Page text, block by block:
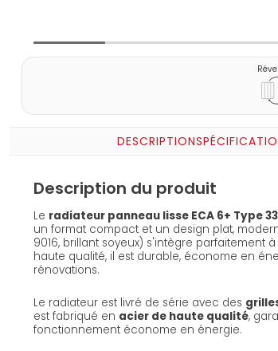
DESCRIPTION
Description du produit
Le radiateur panneau lisse ECA 6+ Type 33
un format compact et un design plat,
9016, brillant soyeux) s'intègre parfaitement
haute qualité, il est durable, économe en
rénovations.
Le radiateur est livré de série avec des
est fabriqué en acier de haute qualité,
fonctionnement économe en énergie.